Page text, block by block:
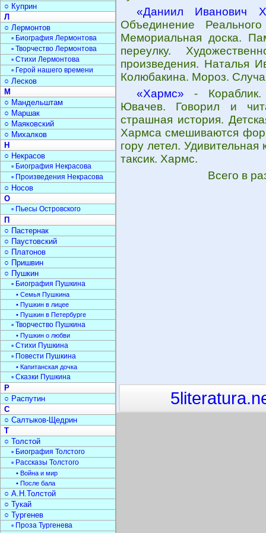
«Даниил Иванович
Объединение
Мемориальная доска.
переулку.
произведения. Наталья
Колюбакина. Мороз.
«Хармс» -
Ювачев. Говорил и
страшная история.
Хармса смешиваются
гору летел.
таксик. Хармс.
Всего в
○ Куприн
Л
○ Лермонтов
▫ Биография Лермонтова
▫ Творчество Лермонтова
▫ Стихи Лермонтова
▫ Герой нашего времени
○ Лесков
М
○ Мандельштам
○ Маршак
○ Маяковский
○ Михалков
Н
○ Некрасов
▫ Биография Некрасова
▫ Произведения Некрасова
○ Носов
О
▫ Пьесы Островского
П
○ Пастернак
○ Паустовский
○ Платонов
○ Пришвин
○ Пушкин
▫ Биография Пушкина
• Семья Пушкина
• Пушкин в лицее
• Пушкин в Петербурге
▫ Творчество Пушкина
• Пушкин о любви
▫ Стихи Пушкина
▫ Повести Пушкина
• Капитанская дочка
▫ Сказки Пушкина
Р
○ Распутин
С
○ Салтыков-Щедрин
Т
○ Толстой
▫ Биография Толстого
▫ Рассказы Толстого
• Война и мир
• После бала
○ А.Н.Толстой
○ Тукай
○ Тургенев
▫ Проза Тургенева